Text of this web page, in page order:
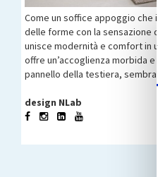
Come un soffice appoggio che
delle forme con la sensazione
unisce modernità e comfort in
offre un’accoglienza morbida
pannello della testiera,
design NLab